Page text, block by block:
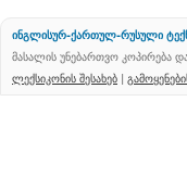
ინგლისურ-ქართულ-რუსული
მასალის უნებართვო კოპირება
ლექსიკონის შესახებ |